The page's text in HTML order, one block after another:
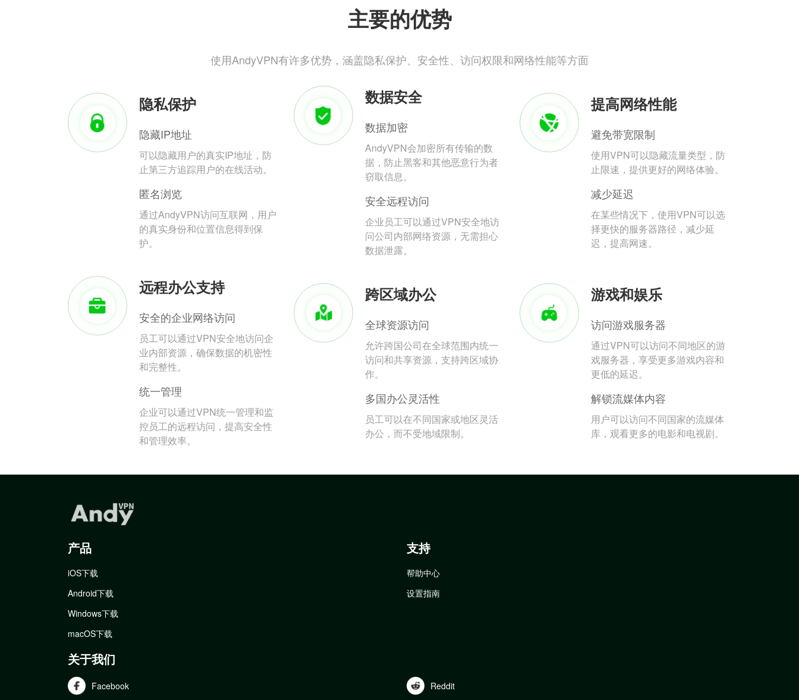
主要的优势
使用AndyVPN有许多优势，涵盖隐私保护、安全性、访问权限和网络性能等方面
隐私保护
隐藏IP地址
可以隐藏用户的真实IP地址，防
止第三方追踪用户的在线活动。
匿名浏览
通过AndyVPN访问互联网，用户
的真实身份和位置信息得到保
护。
数据安全
数据加密
AndyVPN会加密所有传输的数
据，防止黑客和其他恶意行为者
窃取信息。
安全远程访问
企业员工可以通过VPN安全地访
问公司内部网络资源，无需担心
数据泄露。
提高网络性能
避免带宽限制
使用VPN可以隐藏流量类型，防
止限速，提供更好的网络体验。
减少延迟
在某些情况下，使用VPN可以选
择更快的服务器路径，减少延
迟，提高网速。
远程办公支持
安全的企业网络访问
员工可以通过VPN安全地访问企
业内部资源，确保数据的机密性
和完整性。
统一管理
企业可以通过VPN统一管理和监
控员工的远程访问，提高安全性
和管理效率。
跨区域办公
全球资源访问
允许跨国公司在全球范围内统一
访问和共享资源，支持跨区域协
作。
多国办公灵活性
员工可以在不同国家或地区灵活
办公，而不受地域限制。
游戏和娱乐
访问游戏服务器
通过VPN可以访问不同地区的游
戏服务器，享受更多游戏内容和
更低的延迟。
解锁流媒体内容
用户可以访问不同国家的流媒体
库，观看更多的电影和电视剧。
产品
iOS下载
Android下载
Windows下载
macOS下载
支持
帮助中心
设置指南
关于我们
Facebook Reddit